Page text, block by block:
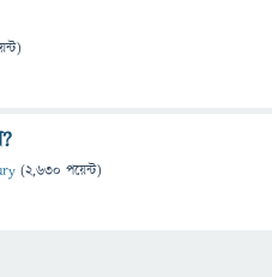
(2,630 পয়েন্ট)